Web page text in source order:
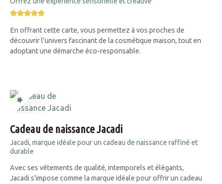
En offrant cette carte, vous permettez à vos proches de
découvrir l'univers fascinant de la cosmétique maison, tout en
adoptant une démarche éco-responsable.
Cadeau de naissance Jacadi
Jacadi, marque idéale pour un cadeau de naissance raffiné et
durable
Avec ses vêtements de qualité, intemporels et élégants,
Jacadi s’impose comme la marque idéale pour offrir un cadeau